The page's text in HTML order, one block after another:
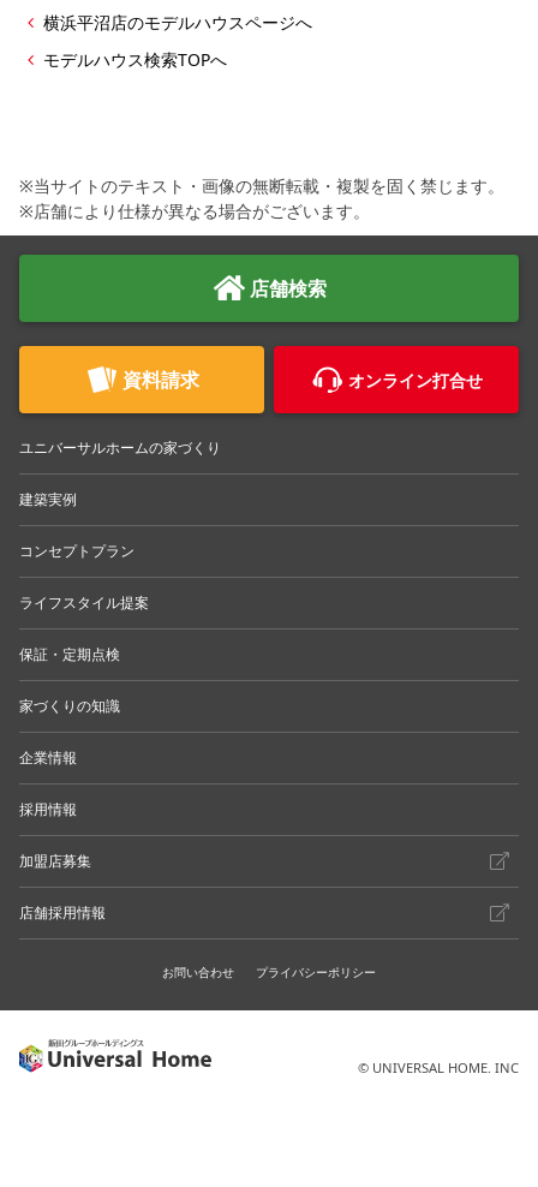
横浜平沼店のモデルハウスページへ
モデルハウス検索TOPへ
※当サイトのテキスト・画像の無断転載・複製を固く禁じます。
※店舗により仕様が異なる場合がございます。
店舗検索
資料請求 オンライン打合せ
ユニバーサルホームの家づくり
建築実例
コンセプトプラン
ライフスタイル提案
保証・定期点検
家づくりの知識
企業情報
採用情報
加盟店募集
店舗採用情報
お問い合わせ プライバシーポリシー
© UNIVERSAL HOME. INC